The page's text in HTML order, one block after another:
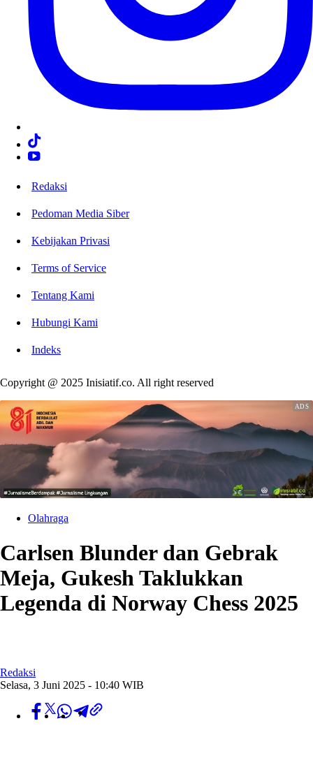
Redaksi
Pedoman Media Siber
Kebijakan Privasi
Terms of Service
Tentang Kami
Hubungi Kami
Indeks
Copyright @ 2025 Inisiatif.co. All right reserved
Olahraga
Carlsen Blunder dan Gebrak
Meja, Gukesh Taklukkan
Legenda di Norway Chess 2025
Redaksi
Selasa, 3 Juni 2025 - 10:40 WIB